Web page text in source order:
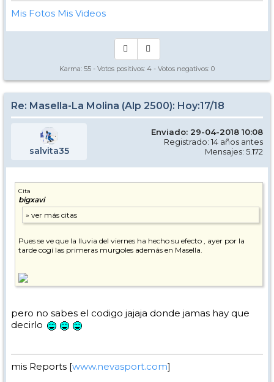
Mis Fotos Mis Videos
Karma: 55 - Votos positivos: 4 - Votos negativos: 0
Re: Masella-La Molina (Alp 2500): Hoy:17/18
salvita35
Enviado: 29-04-2018 10:08
Registrado: 14 años antes
Mensajes: 5.172
Cita
bigxavi
Pues se ve que la lluvia del viernes ha hecho su efecto , ayer por la
tarde cogí las primeras murgoles además en Masella.
pero no sabes el codigo jajaja donde jamas hay que
decirlo
mis Reports [www.nevasport.com]